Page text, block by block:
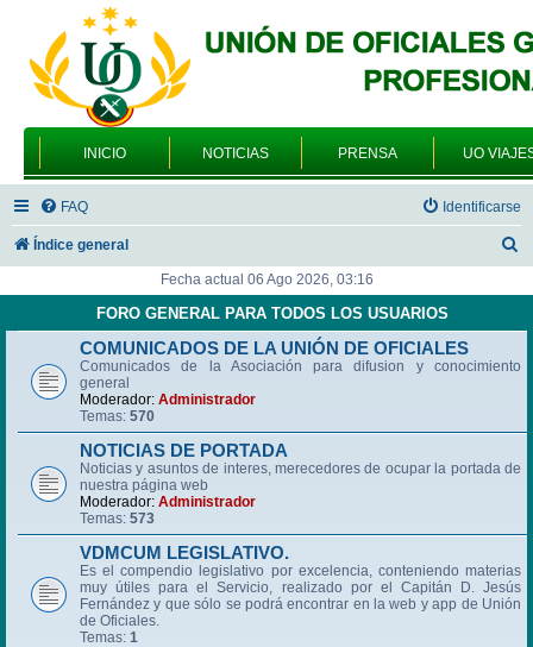
INICIO NOTICIAS PRENSA UO
FAQ Identificarse
Índice general
c
Fecha actual 06 Ago 2026, 03:16
FORO GENERAL PARA TODOS LOS USUARIOS
COMUNICADOS DE LA UNIÓN DE OFICIALES
Comunicados de la Asociación para difusion y conocimiento
general
Moderador: Administrador
Temas: 570
NOTICIAS DE PORTADA
Noticias y asuntos de interes, merecedores de ocupar la portada de
nuestra página web
Moderador: Administrador
Temas: 573
VDMCUM LEGISLATIVO.
Es el compendio legislativo por excelencia, conteniendo materias
muy útiles para el Servicio, realizado por el Capitán D. Jesús
Fernández y que sólo se podrá encontrar en la web y app de Unión
de Oficiales.
Temas: 1